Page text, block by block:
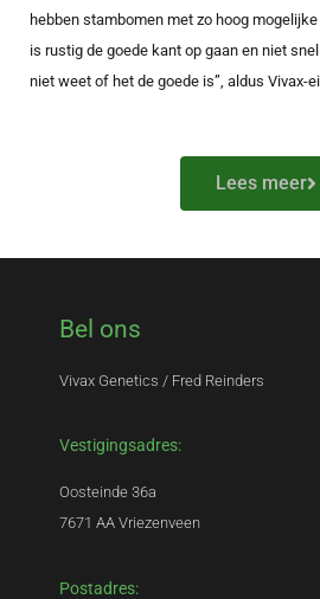
hebben stambomen met zo hoog
is rustig de goede kant op gaan en niet
niet weet of het de goede is”, aldus Vivax-
Lees meer
Bel ons
Vivax Genetics / Fred Reinders
Vestigingsadres:
Oosteinde 36a
7671 AA Vriezenveen
Postadres: